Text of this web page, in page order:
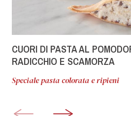
CUORI DI PASTA AL
RADICCHIO E SCAMORZA
Speciale pasta colorata e ripieni